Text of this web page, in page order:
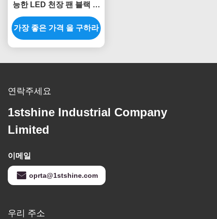
능한 LED 천장 팬 블랙 솔
리드 나무 블레이드 DC 모
터
가장 좋은 가격 을 구하라
연락주세요
1stshine Industrial Company
Limited
이메일
oprta@1stshine.com
우리 주소